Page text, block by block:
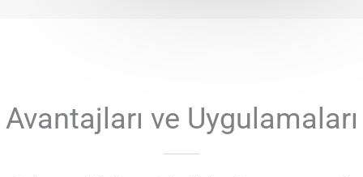
Avantajları ve Uygulamaları